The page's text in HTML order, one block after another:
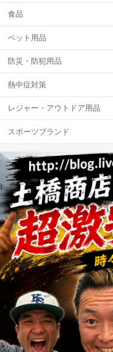
食品
ペット用品
防災・防犯用品
熱中症対策
レジャー・アウトドア用品
スポーツブランド